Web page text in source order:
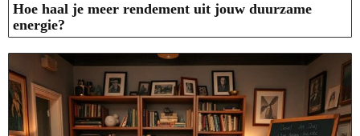
Hoe haal je meer rendement uit jouw duurzame
energie?